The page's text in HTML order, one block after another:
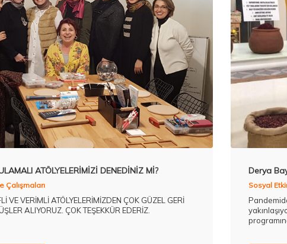
ATÖLYELERİMİZİ DENEDİNİZ Mİ?
Çalışmaları
VE VERİMLİ ATÖLYELERİMİZDEN ÇOK GÜZEL GERİ
ALIYORUZ. ÇOK TEŞEKKÜR EDERİZ.
Derya
Sosyal